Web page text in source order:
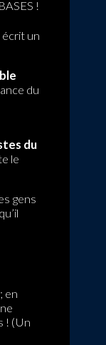
!
écrit un
du
du
le
gens
; en
! (Un